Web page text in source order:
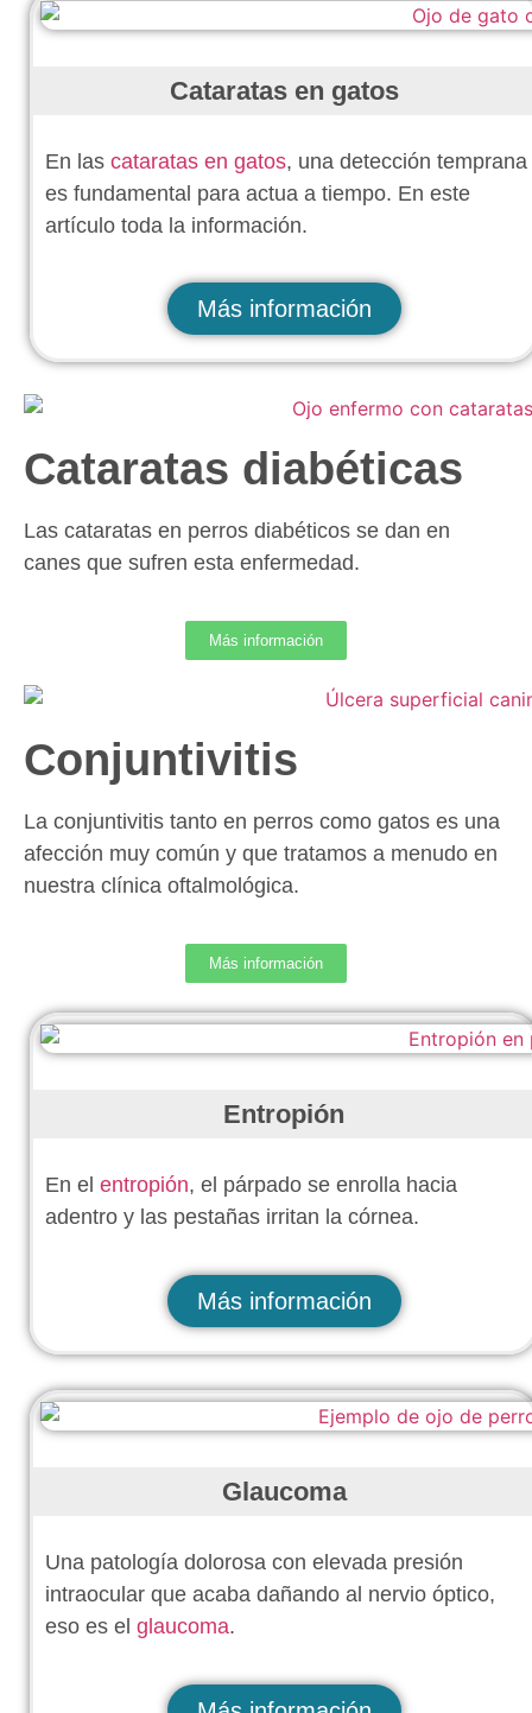
Cataratas en gatos
En las cataratas en gatos, una detección temprana
es fundamental para actua a tiempo. En este
artículo toda la información.
Más información
Cataratas diabéticas
Las cataratas en perros diabéticos se dan en
canes que sufren esta enfermedad.
Más información
Conjuntivitis
La conjuntivitis tanto en perros como gatos es una
afección muy común y que tratamos a menudo en
nuestra clínica oftalmológica.
Más información
Entropión
En el entropión, el párpado se enrolla hacia
adentro y las pestañas irritan la córnea.
Más información
Glaucoma
Una patología dolorosa con elevada presión
intraocular que acaba dañando al nervio óptico,
eso es el glaucoma.